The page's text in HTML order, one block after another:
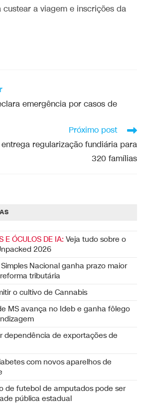
a viagem e inscrições da
emergência por casos de
Próximo post
regularização fundiária para
320 famílias
E ÓCULOS DE IA: Veja tudo sobre o
2026
Simples Nacional ganha prazo maior
tributária
o cultivo de Cannabis
MS avança no Ideb e ganha fôlego
dependência de exportações de
com novos aparelhos de
de futebol de amputados pode ser
pública estadual